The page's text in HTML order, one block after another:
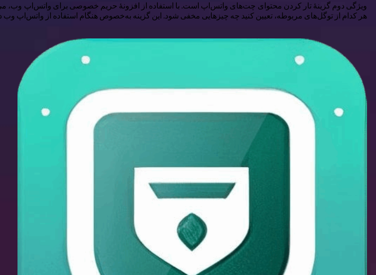
ویژگی دوم گزینهٔ تار کردن محتوای چت‌های واتس‌اپ است. با استفاده از افزونهٔ حریم خصوصی برای واتس‌اپ وب،
هر کدام از توگل‌های مربوطه، تعیین کنید چه چیزهایی مخفی شود. این گزینه به‌خصوص هنگام استفاده از واتس‌اپ